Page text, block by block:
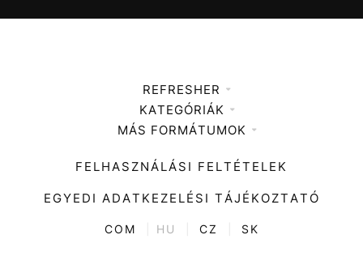
REFRESHER
Médiaajánlat
KATEGÓRIÁK
Zene
Divat
Kultúra
ENTR
MÁS FORMÁTUMOK
FELHASZNÁLÁSI FELTÉTELEK
EGYEDI ADATKEZELÉSI TÁJÉKOZTATÓ
COM HU CZ SK